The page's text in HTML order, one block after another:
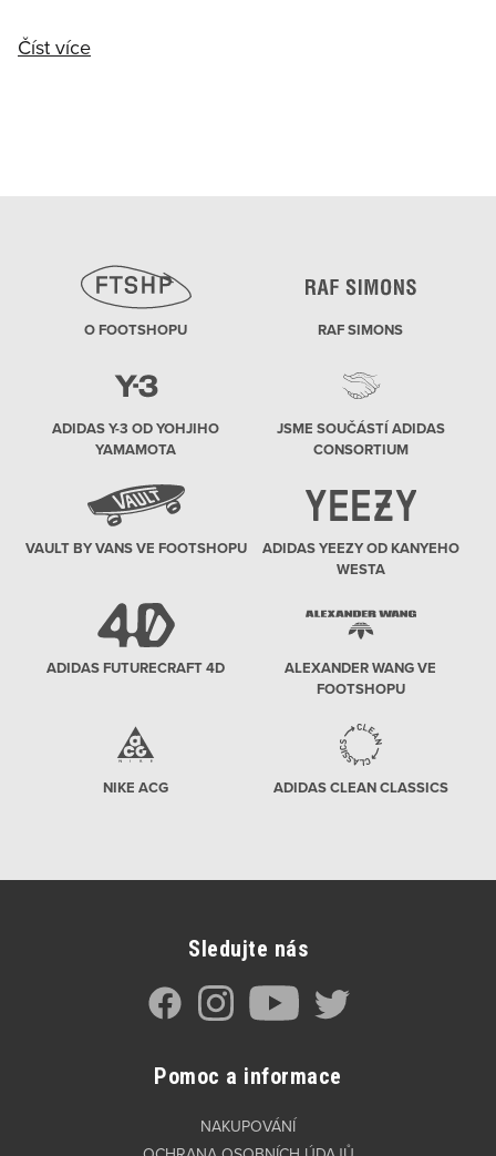
Číst více
O FOOTSHOPU RAF SIMONS
ADIDAS Y-3 OD YOHJIHO
YAMAMOTA
JSME SOUČÁSTÍ ADIDAS
CONSORTIUM
VAULT BY VANS VE FOOTSHOPU
ADIDAS YEEZY OD KANYEHO
WESTA
ADIDAS FUTURECRAFT 4D
ALEXANDER WANG VE
FOOTSHOPU
NIKE ACG ADIDAS CLEAN CLASSICS
Sledujte nás
Pomoc a informace
NAKUPOVÁNÍ